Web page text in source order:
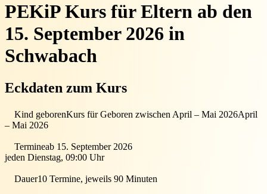
PEKiP Kurs für Eltern ab den
15. September 2026 in
Schwabach
Eckdaten zum Kurs
Kind geborenKurs für Geboren zwischen April – Mai 2026April
– Mai 2026
Termineab 15. September 2026
jeden Dienstag, 09:00 Uhr
Dauer10 Termine, jeweils 90 Minuten